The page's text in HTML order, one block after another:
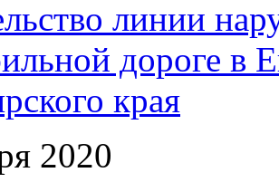
линии
дороге в
края
2020